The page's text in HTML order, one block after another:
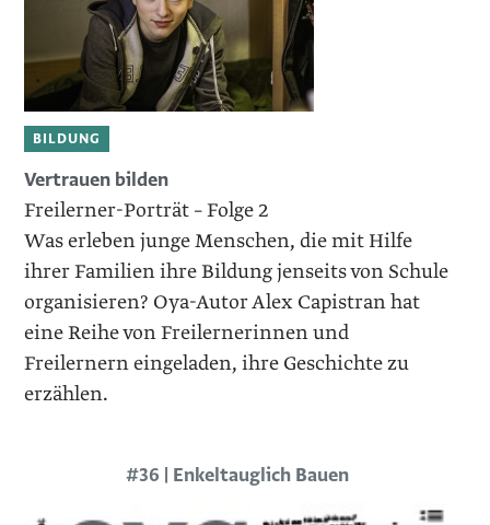
BILDUNG
Vertrauen bilden
Freilerner-Porträt – Folge 2
Was erleben junge Menschen, die mit Hilfe
ihrer Familien ihre Bildung jenseits von Schule
organisieren? Oya-Autor Alex Capistran hat
eine Reihe von Freilernerinnen und
Freilernern eingeladen, ihre Geschichte zu
erzählen.
#36 | Enkeltauglich Bauen